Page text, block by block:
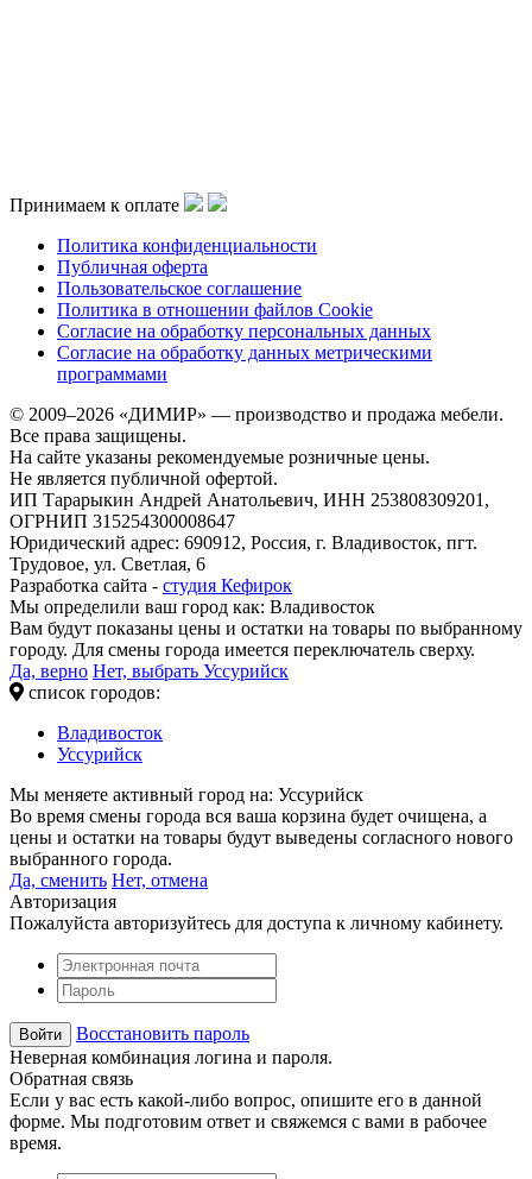
Принимаем к оплате
Политика конфиденциальности
Публичная оферта
Пользовательское соглашение
Политика в отношении файлов Cookie
Согласие на обработку персональных данных
Согласие на обработку данных метрическими
программами
© 2009–2026 «ДИМИР» — производство и продажа мебели.
Все права защищены.
На сайте указаны рекомендуемые розничные цены.
Не является публичной офертой.
ИП Тарарыкин Андрей Анатольевич, ИНН 253808309201,
ОГРНИП 315254300008647
Юридический адрес: 690912, Россия, г. Владивосток, пгт.
Трудовое, ул. Светлая, 6
Разработка сайта - студия Кефирок
Мы определили ваш город как: Владивосток
Вам будут показаны цены и остатки на товары по выбранному
городу. Для смены города имеется переключатель сверху.
Да, верно Нет, выбрать Уссурийск
список городов:
Владивосток
Уссурийск
Мы меняете активный город на: Уссурийск
Во время смены города вся ваша корзина будет очищена, а
цены и остатки на товары будут выведены согласного нового
выбранного города.
Да, сменить Нет, отмена
Авторизация
Пожалуйста авторизуйтесь для доступа к личному кабинету.
Восстановить пароль
Неверная комбинация логина и пароля.
Обратная связь
Если у вас есть какой-либо вопрос, опишите его в данной
форме. Мы подготовим ответ и свяжемся с вами в рабочее
время.